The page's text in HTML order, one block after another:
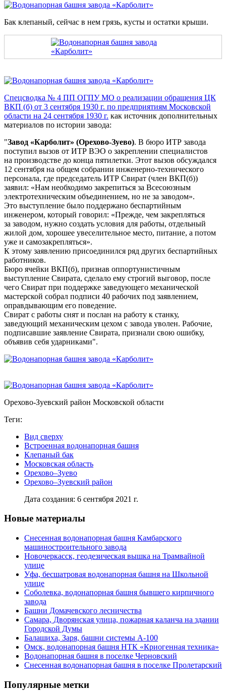
Бак клепаный, сейчас в нем грязь, кусты и остатки крыши.
Спецсводка № 4 ПП ОГПУ МО о реализации обращения ЦК
ВКП (б) от 3 сентября 1930 г. по предприятиям Московской
области на 24 сентября 1930 г. как источник дополнительных
материалов по истории завода:
Завод «Карболит» (Орехово-Зуево). В бюро ИТР завода
поступил вызов от ИТР ВЭО о закреплении специалистов
на производстве до конца пятилетки. Этот вызов обсуждался
12 сентября на общем собрании инженерно-технического
персонала, где председатель ИТР Свират (член ВКП(б))
заявил: «Нам необходимо закрепиться за Всесоюзным
электротехническим объединением, но не за заводом».
Это выступление было поддержано беспартийным
инженером, который говорил: «Прежде, чем закрепляться
за заводом, нужно создать условия для работы, отдельный
жилой дом, хорошее увеселительное место, питание, а потом
уже и самозакрепляться».
К этому заявлению присоединился ряд других беспартийных
работников.
Бюро ячейки ВКП(б), признав оппортунистичным
выступление Свирата, сделало ему строгий выговор, после
чего Свират при поддержке заведующего механической
мастерской собрал подписи 40 рабочих под заявлением,
оправдывающим его поведение.
Свират с работы снят и послан на работу к станку,
заведующий механическим цехом с завода уволен. Рабочие,
подписавшие заявление Свирата, признали свою ошибку,
объявив себя ударниками .
Орехово-Зуевский район Московской области
Теги:
Вид сверху
Встроенная водонапорная башня
Клепаный бак
Московская область
Орехово–Зуево
Орехово–Зуевский район
Дата создания: 6 сентября 2021 г.
Новые материалы
Снесенная водонапорная башня Камбарского
машиностроительного завода
Новочеркасск, геодезическая вышка на Трамвайной
улице
Уфа, бесшатровая водонапорная башня на Школьной
улице
Соболевка, водонапорная башня бывшего кирпичного
завода
Башни Домачевского лесничества
Самара, Дворянская улица, пожарная каланча на здании
Городской Думы
Балашиха, Заря, башни системы А-100
Омск, водонапорная башня НТК «Криогенная техника»
Водонапорная башня в поселке Черновский
Снесенная водонапорная башня в поселке Пролетарский
Популярные метки